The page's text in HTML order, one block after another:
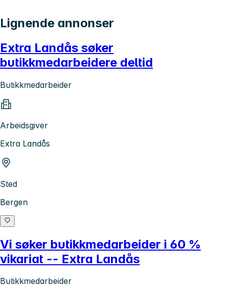
Lignende annonser
Extra Landås søker
butikkmedarbeidere deltid
Butikkmedarbeider
Arbeidsgiver
Extra Landås
Sted
Bergen
Vi søker butikkmedarbeider i 60 %
vikariat -- Extra Landås
Butikkmedarbeider